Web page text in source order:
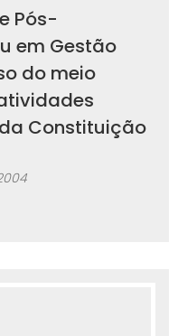
Pós-
em Gestão
do meio
Constituição